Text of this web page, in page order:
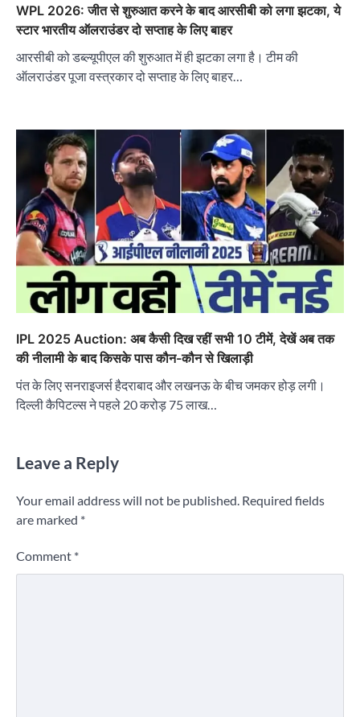
WPL 2026: जीत से शुरुआत करने के बाद आरसीबी को लगा झटका, ये
स्टार भारतीय ऑलराउंडर दो सप्ताह के लिए बाहर
आरसीबी को डब्ल्यूपीएल की शुरुआत में ही झटका लगा है। टीम की
ऑलराउंडर पूजा वस्त्रकार दो सप्ताह के लिए बाहर…
IPL 2025 Auction: अब कैसी दिख रहीं सभी 10 टीमें, देखें अब तक
की नीलामी के बाद किसके पास कौन-कौन से खिलाड़ी
पंत के लिए सनराइजर्स हैदराबाद और लखनऊ के बीच जमकर होड़ लगी।
दिल्ली कैपिटल्स ने पहले 20 करोड़ 75 लाख…
Leave a Reply
Your email address will not be published. Required fields
are marked *
Comment *